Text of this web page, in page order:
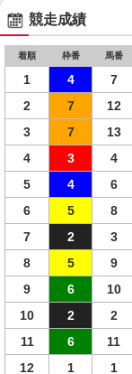
競走成績
着順 枠番 馬番
1 4 7
2
7 12
3
7 13
4
3 4
5
4 6
6
5 8
7
2 3
8
5 9
9
6 10
10
2 2
11
6 11
12
1 1